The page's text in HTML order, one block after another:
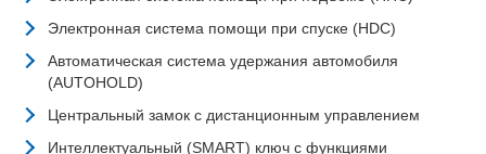
Электронная система помощи при спуске (HDC)
Автоматическая система удержания автомобиля
(AUTOHOLD)
Центральный замок с дистанционным управлением
Интеллектуальный (SMART) ключ с функциями